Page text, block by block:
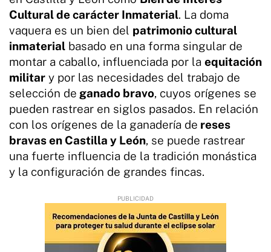
Cultural de carácter Inmaterial. La doma
vaquera es un bien del patrimonio cultural
inmaterial basado en una forma singular de
montar a caballo, influenciada por la equitación
militar y por las necesidades del trabajo de
selección de ganado bravo, cuyos orígenes se
pueden rastrear en siglos pasados. En relación
con los orígenes de la ganadería de reses
bravas en Castilla y León, se puede rastrear
una fuerte influencia de la tradición monástica
y la configuración de grandes fincas.